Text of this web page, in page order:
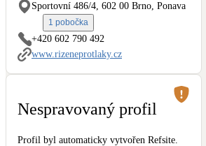
Stínicí technika
Žaluzie, markýzy, pergoly
LED osvětlení
Vnitřní i venkovní
Větrné elektrárny
Sportovní 486/4, 602 00 Brno, Ponava
1 pobočka
+420 602 790 492
www.rizeneprotlaky.cz
Nespravovaný profil
Profil byl automaticky vytvořen Refsite.